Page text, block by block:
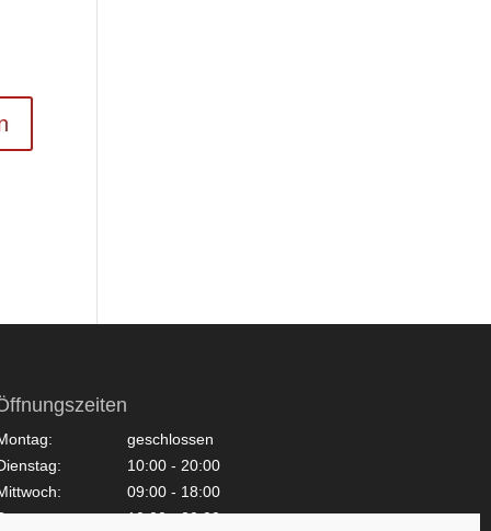
geschlossen
10:00 - 20:00
09:00 - 18:00
10:00 - 20:00